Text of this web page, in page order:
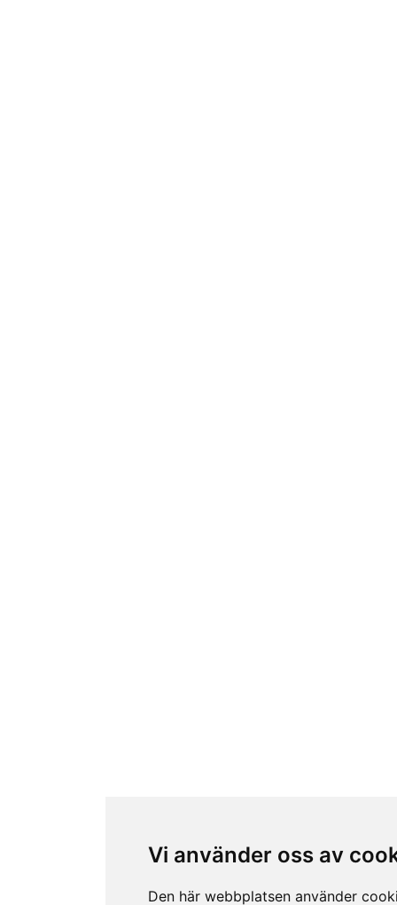
Vi använder oss av
Den här webbplatsen använder